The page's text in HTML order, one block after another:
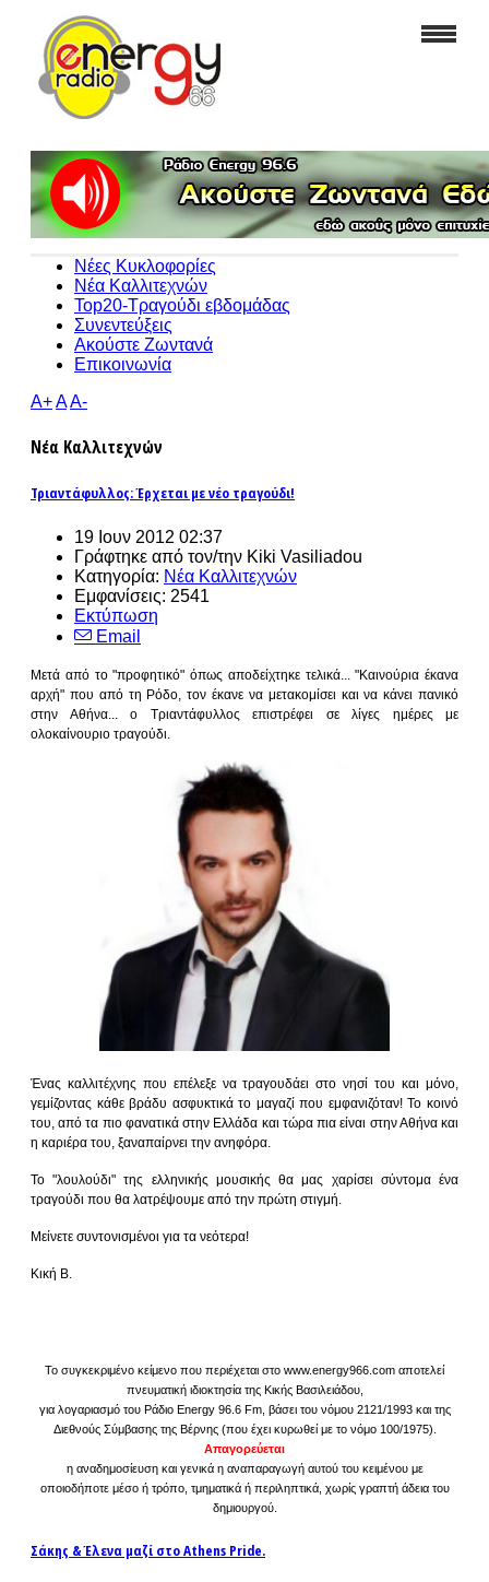
Νέες Κυκλοφορίες
Νέα Καλλιτεχνών
Top20-Τραγούδι εβδομάδας
Συνεντεύξεις
Ακούστε Ζωντανά
Επικοινωνία
A+AA-
Νέα Καλλιτεχνών
Τριαντάφυλλος: Έρχεται με νέο τραγούδι!
19 Ιουν 2012 02:37
Γράφτηκε από τον/την Kiki Vasiliadou
Κατηγορία: Νέα Καλλιτεχνών
Εμφανίσεις: 2541
Εκτύπωση
Email
Μετά από το "προφητικό" όπως αποδείχτηκε τελικά... "Καινούρια έκανα
αρχή" που από τη Ρόδο, τον έκανε να μετακομίσει και να κάνει πανικό
στην Αθήνα... ο Τριαντάφυλλος επιστρέφει σε λίγες ημέρες με
ολοκαίνουριο τραγούδι.
Ένας καλλιτέχνης που επέλεξε να τραγουδάει στο νησί του και μόνο,
γεμίζοντας κάθε βράδυ ασφυκτικά το μαγαζί που εμφανιζόταν! Το κοινό
του, από τα πιο φανατικά στην Ελλάδα και τώρα πια είναι στην Αθήνα και
η καριέρα του, ξαναπαίρνει την ανηφόρα.
Το "λουλούδι" της ελληνικής μουσικής θα μας χαρίσει σύντομα ένα
τραγούδι που θα λατρέψουμε από την πρώτη στιγμή.
Μείνετε συντονισμένοι για τα νεότερα!
Κική Β.
Το συγκεκριμένο κείμενο που περιέχεται στο www.energy966.com αποτελεί
πνευματική ιδιοκτησία της Κικής Βασιλειάδου,
για λογαριασμό του Ράδιο Energy 96.6 Fm, βάσει του νόμου 2121/1993 και της
Διεθνούς Σύμβασης της Βέρνης (που έχει κυρωθεί με το νόμο 100/1975).
Απαγορεύεται
η αναδημοσίευση και γενικά η αναπαραγωγή αυτού του κειμένου με
οποιοδήποτε μέσο ή τρόπο, τμηματικά ή περιληπτικά, χωρίς γραπτή άδεια του
δημιουργού.
Σάκης & Έλενα μαζί στο Athens Pride.